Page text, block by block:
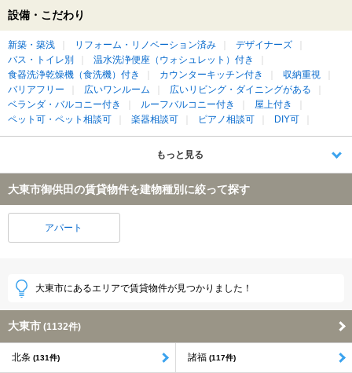
設備・こだわり
新築・築浅 リフォーム・リノベーション済み
デザイナーズ
バス・トイレ別
温水洗浄便座（ウォシュレット）付き
食器洗浄乾燥機（食洗機）付き
カウンターキッチン付き
収納重視
バリアフリー
広いワンルーム
広いリビング・ダイニングがある
ベランダ・バルコニー付き
ルーフバルコニー付き
屋上付き
ペット可・ペット相談可
楽器相談可 ピアノ相談可 DIY可
もっと見る
大東市御供田の賃貸物件を建物種別に絞って探す
アパート
大東市にあるエリアで賃貸物件が見つかりました！
大東市 (1132件)
北条 (131件) 諸福 (117件)